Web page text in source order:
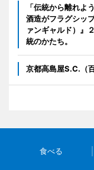
「伝統から離れよ
酒造がフラグシッ
ァンギャルド）』
統のかたち。
京都高島屋S.C.（
食べる